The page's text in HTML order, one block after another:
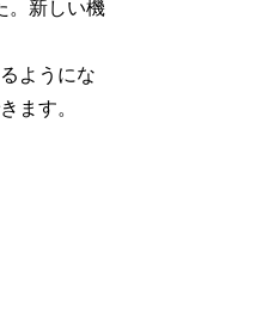
。新しい機
ようにな
ます。